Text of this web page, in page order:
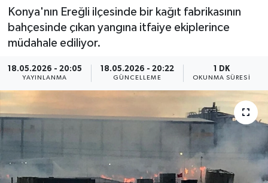
Konya'nın Ereğli ilçesinde bir kağıt fabrikasının
bahçesinde çıkan yangına itfaiye ekiplerince
müdahale ediliyor.
18.05.2026 - 20:05
YAYINLANMA
18.05.2026 - 20:22
GÜNCELLEME
1 DK
OKUNMA SÜRESI
KÖŞE YAZILARI
KÜLTÜR-SANAT-MAGAZİN
MEDYA
ÖZEL HABER
SAĞLIK
Tüm Manşetler
Son Dakika Haberleri
Haber Arşivi